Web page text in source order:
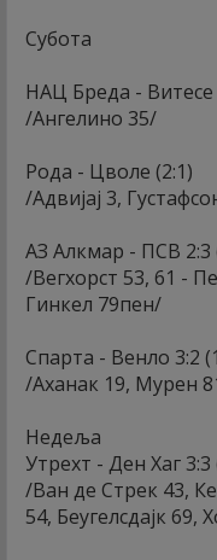
Субота
НАЦ Бреда - Витесе
/Ангелино 35/
Рода - Цволе (2:1)
/Адвијај 3,
АЗ Алкмар - ПСВ 2:3
/Вегхорст 53, 61 -
Гинкел 79пен/
Спарта - Венло 3:2
/Аханак 19, Мурен
Недеља
Утрехт - Ден Хаг 3:3
/Ван де Стрек 43,
54, Беугелсдајк 69,